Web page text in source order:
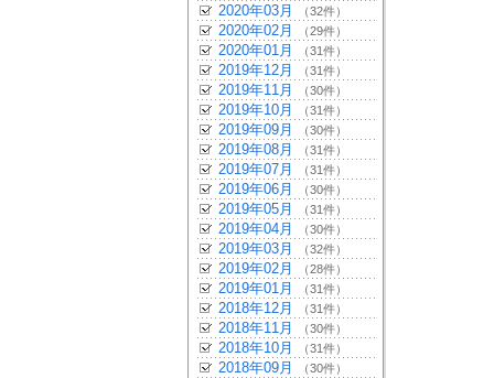
2020年03月 （32件）
2020年02月 （29件）
2020年01月 （31件）
2019年12月 （31件）
2019年11月 （30件）
2019年10月 （31件）
2019年09月 （30件）
2019年08月 （31件）
2019年07月 （31件）
2019年06月 （30件）
2019年05月 （31件）
2019年04月 （30件）
2019年03月 （32件）
2019年02月 （28件）
2019年01月 （31件）
2018年12月 （31件）
2018年11月 （30件）
2018年10月 （31件）
2018年09月 （30件）